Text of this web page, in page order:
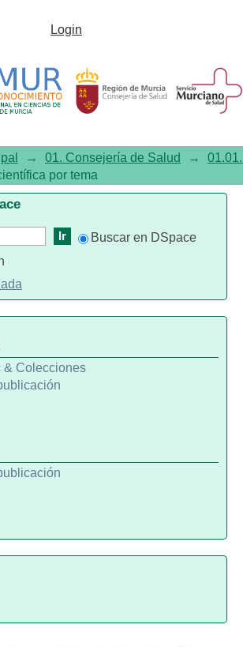
Investigación y
blood"
Login
→ 01. Consejería de Salud →
por tema
Buscar en DSpace
& Colecciones